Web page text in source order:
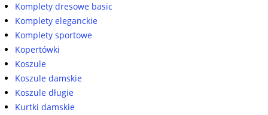
Komplety dresowe basic
Komplety eleganckie
Komplety sportowe
Kopertówki
Koszule
Koszule damskie
Koszule długie
Kurtki damskie